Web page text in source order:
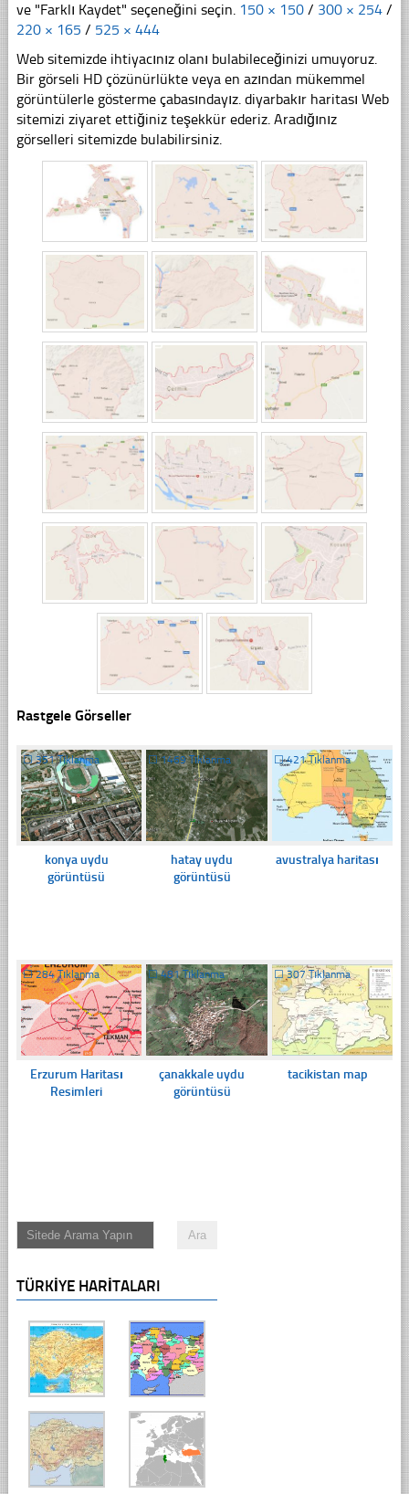
ve "Farklı Kaydet" seçeneğini seçin. 150 × 150 / 300 × 254 /
220 × 165 / 525 × 444
Web sitemizde ihtiyacınız olanı bulabileceğinizi umuyoruz.
Bir görseli HD çözünürlükte veya en azından mükemmel
görüntülerle gösterme çabasındayız. diyarbakır haritası Web
sitemizi ziyaret ettiğiniz teşekkür ederiz. Aradığınız
görselleri sitemizde bulabilirsiniz.
Rastgele Görseller
☐351 Tıklanma
konya uydu
görüntüsü
☐1469 Tıklanma
hatay uydu
görüntüsü
☐421 Tıklanma
avustralya haritası
☐284 Tıklanma
Erzurum Haritası
Resimleri
☐481 Tıklanma
çanakkale uydu
görüntüsü
☐307 Tıklanma
tacikistan map
TÜRKIYE HARITALARI